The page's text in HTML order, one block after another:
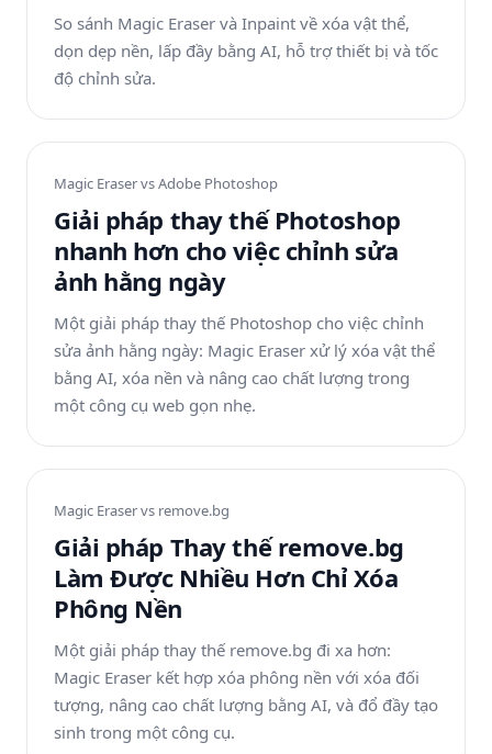
So sánh Magic Eraser và Inpaint về xóa vật thể,
dọn dẹp nền, lấp đầy bằng AI, hỗ trợ thiết bị và tốc
độ chỉnh sửa.
Magic Eraser vsAdobe Photoshop
Giải pháp thay thế Photoshop
nhanh hơn cho việc chỉnh sửa
ảnh hằng ngày
Một giải pháp thay thế Photoshop cho việc chỉnh
sửa ảnh hằng ngày: Magic Eraser xử lý xóa vật thể
bằng AI, xóa nền và nâng cao chất lượng trong
một công cụ web gọn nhẹ.
Magic Eraser vs remove.bg
Giải pháp Thay thế remove.bg
Làm Được Nhiều Hơn Chỉ Xóa
Phông Nền
Một giải pháp thay thế remove.bg đi xa hơn:
Magic Eraser kết hợp xóa phông nền với xóa đối
tượng, nâng cao chất lượng bằng AI, và đổ đầy tạo
sinh trong một công cụ.